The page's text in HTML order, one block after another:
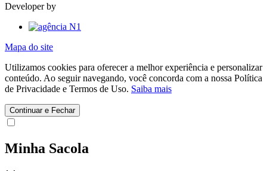
Developer by
Mapa do site
Utilizamos cookies para oferecer a melhor experiência e personalizar
conteúdo. Ao seguir navegando, você concorda com a nossa Política
de Privacidade e Termos de Uso. Saiba mais
Continuar e Fechar
Minha Sacola